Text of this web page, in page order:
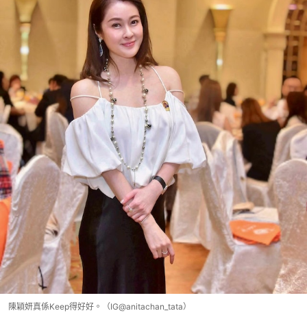
陳穎妍真係Keep得好好。（IG@anitachan_tata）